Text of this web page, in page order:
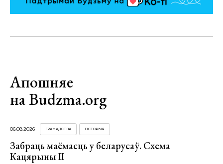
Апошняе
на Budzma.org
06.08.2026 ГРАМАДСТВА ГІСТОРЫЯ
Забраць маёмасць у беларусаў. Схема
Кацярыны ІІ